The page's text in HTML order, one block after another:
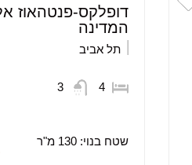
דופלקס-פנטהאוז
המדינה
תל אביב
4
3
שטח בנוי:130 מ"ר